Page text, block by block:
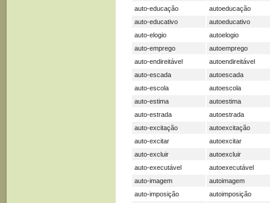
auto-educação
autoeducação
auto-educativo
autoeducativo
auto-elogio
autoelogio
auto-emprego
autoemprego
auto-endireitável
autoendireitável
auto-escada
autoescada
auto-escola
autoescola
auto-estima
autoestima
auto-estrada
autoestrada
auto-excitação
autoexcitação
auto-excitar
autoexcitar
auto-excluir
autoexcluir
auto-executável
autoexecutável
auto-imagem
autoimagem
auto-imposição
autoimposição